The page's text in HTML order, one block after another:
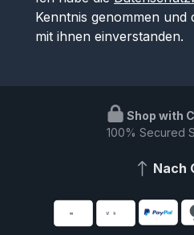
Kenntnis genommen und
mit ihnen einverstanden.
Shop with
100% Secured
Nach